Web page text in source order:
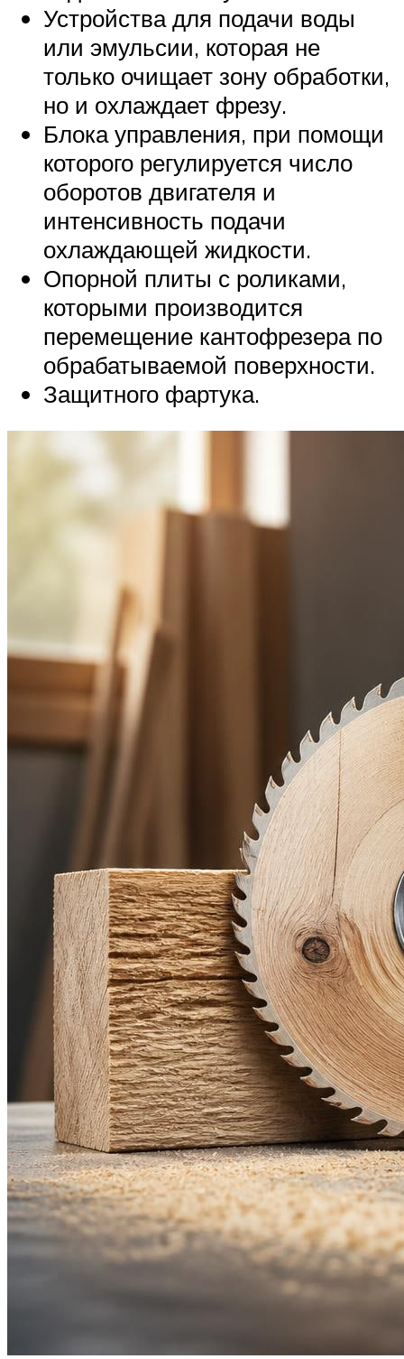
Устройства для подачи воды
или эмульсии, которая не
только очищает зону обработки,
но и охлаждает фрезу.
Блока управления, при помощи
которого регулируется число
оборотов двигателя и
интенсивность подачи
охлаждающей жидкости.
Опорной плиты с роликами,
которыми производится
перемещение кантофрезера по
обрабатываемой поверхности.
Защитного фартука.